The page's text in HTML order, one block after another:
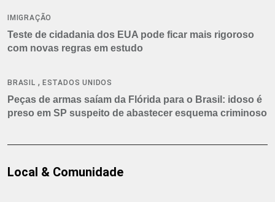
IMIGRAÇÃO
Teste de cidadania dos EUA pode ficar mais rigoroso
com novas regras em estudo
BRASIL , ESTADOS UNIDOS
Peças de armas saíam da Flórida para o Brasil: idoso é
preso em SP suspeito de abastecer esquema criminoso
Local & Comunidade